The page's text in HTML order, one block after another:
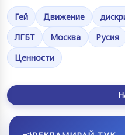
Гей Движение
ЛГБТ
Москва Русия
Ценности